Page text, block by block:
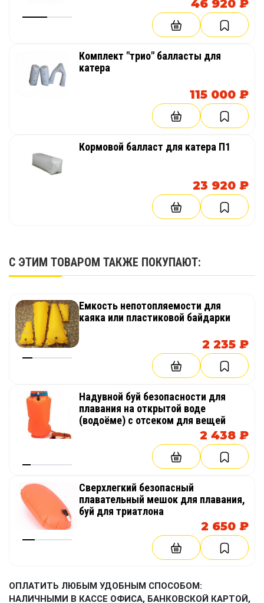
46 920 ₽
Комплект "трио" балласты для
катера
115 000 ₽
Кормовой балласт для катера П1
23 920 ₽
С ЭТИМ ТОВАРОМ ТАКЖЕ ПОКУПАЮТ:
Емкость непотопляемости для
каяка или пластиковой байдарки
2 235 ₽
Надувной буй безопасности для
плавания на открытой воде
(водоёме) с отсеком для вещей
2 438 ₽
Сверхлегкий безопасный
плавательный мешок для плавания,
буй для триатлона
2 650 ₽
ОПЛАТИТЬ ЛЮБЫМ УДОБНЫМ СПОСОБОМ:
НАЛИЧНЫМИ В КАССЕ ОФИСА, БАНКОВСКОЙ КАРТОЙ,